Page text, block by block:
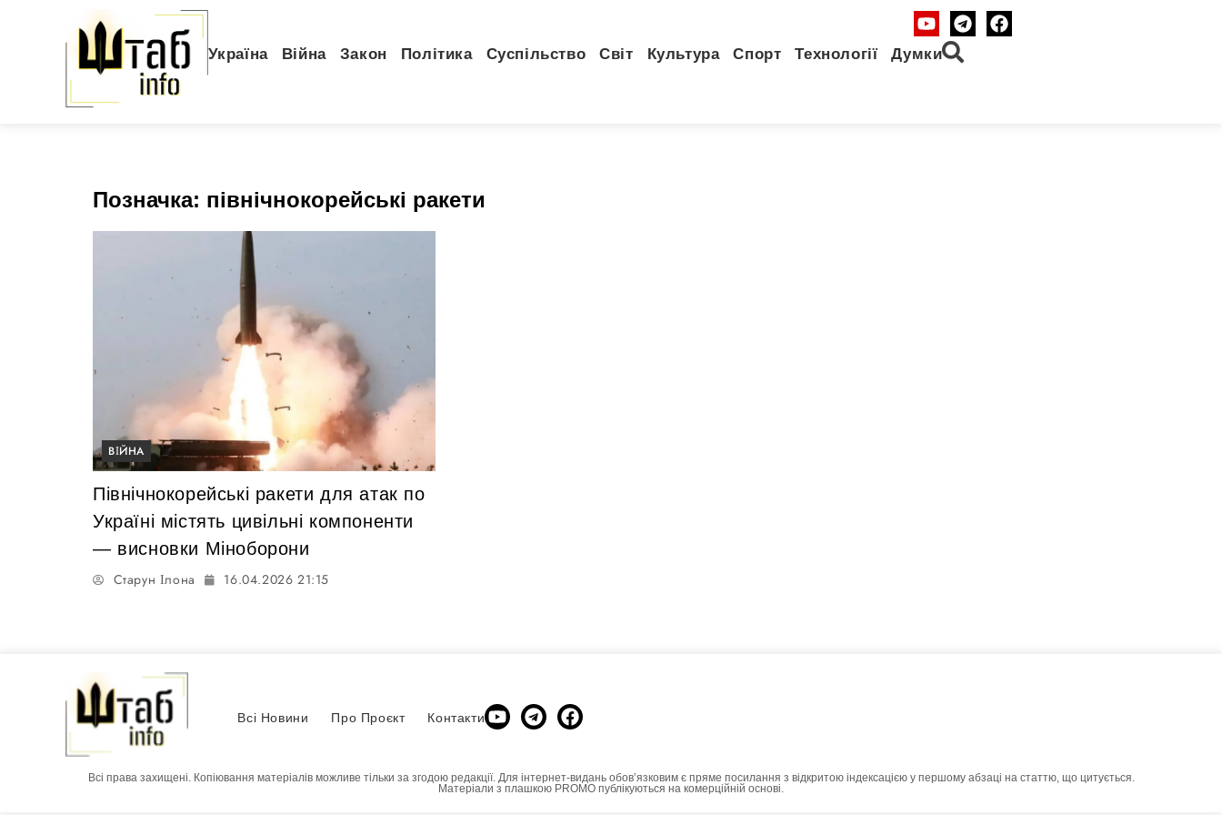
Україна Війна Закон Політика Суспільство Світ Культура Спорт Технології Думки
Позначка: північнокорейські ракети
ВІЙНА
Північнокорейські ракети для атак по
Україні містять цивільні компоненти
— висновки Міноборони
Старун Ілона 16.04.2026 21:15
Всі Новини Про Проєкт Контакти
Всі права захищені. Копіювання матеріалів можливе тільки за згодою редакції. Для інтернет-видань обовʼязковим є пряме посилання з відкритою індексацією у першому абзаці на статтю, що цитується.
Матеріали з плашкою PROMO публікуються на комерційній основі.